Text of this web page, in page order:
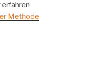
erfahren
Methode